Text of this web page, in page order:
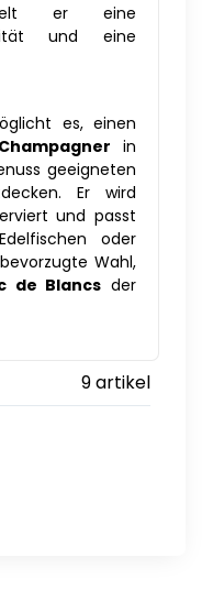
er eine
und eine
es, einen
in
geeigneten
Er wird
und passt
oder
Wahl,
de Blancs der
9 artikel